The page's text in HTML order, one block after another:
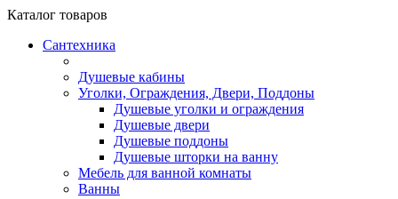
Каталог товаров
Сантехника
Душевые кабины
Уголки, Ограждения, Двери, Поддоны
Душевые уголки и ограждения
Душевые двери
Душевые поддоны
Душевые шторки на ванну
Мебель для ванной комнаты
Ванны